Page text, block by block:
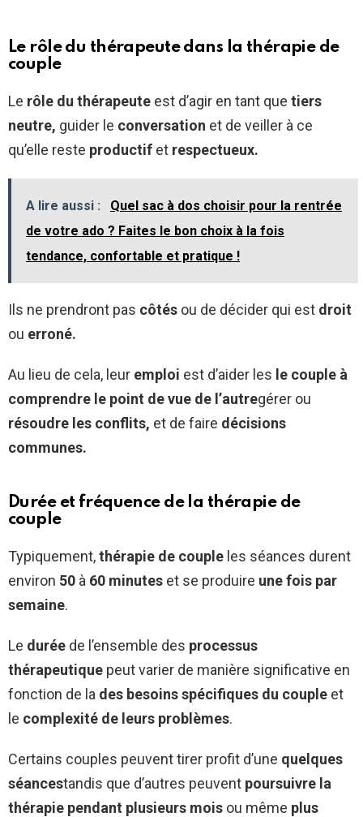
Le rôle du thérapeute dans la thérapie de
couple
Le rôle du thérapeute est d’agir en tant que tiers
neutre, guider le conversation et de veiller à ce
qu’elle reste productif et respectueux.
A lire aussi :
Quel sac à dos choisir pour la rentrée
de votre ado ? Faites le bon choix à la fois
tendance, confortable et pratique !
Ils ne prendront pas côtés ou de décider qui est droit
ou erroné.
Au lieu de cela, leur emploi est d’aider les le couple à
comprendre le point de vue de l’autregérer ou
résoudre les conflits, et de faire décisions
communes.
Durée et fréquence de la thérapie de
couple
Typiquement,thérapie de couple les séances durent
environ 50 à 60 minutes et se produire une fois par
semaine.
Le durée de l’ensemble des processus
thérapeutique peut varier de manière significative en
fonction de la des besoins spécifiques du couple et
le complexité de leurs problèmes.
Certains couples peuvent tirer profit d’une quelques
séancestandis que d’autres peuvent poursuivre la
thérapie pendant plusieurs mois ou même plus